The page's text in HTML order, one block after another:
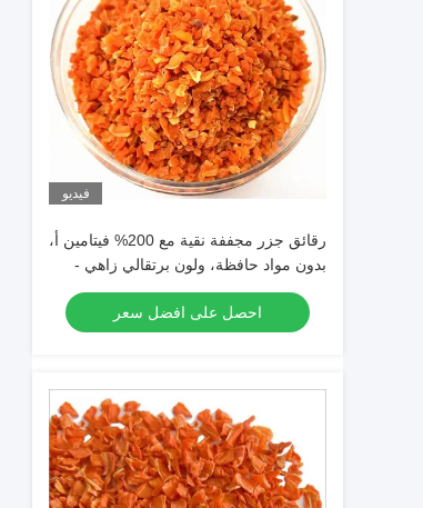
فيديو
رقائق جزر مجففة نقية مع 200% فيتامين أ،
بدون مواد حافظة، ولون برتقالي زاهي -
رقائق جزر مجففة
احصل على افضل سعر